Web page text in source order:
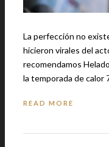
La perfección no
hicieron virales del
recomendamos Helado con whiskey, la opción perfecta para
la
READ MORE